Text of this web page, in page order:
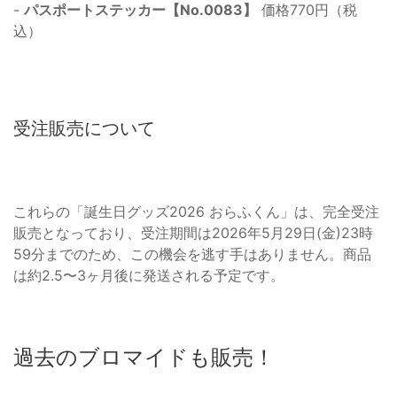
- パスポートステッカー【No.0083】
価格770円（税
込）
受注販売について
これらの「誕生日グッズ2026 おらふくん」は、完全受注
販売となっており、受注期間は2026年5月29日(金)23時
59分までのため、この機会を逃す手はありません。商品
は約2.5〜3ヶ月後に発送される予定です。
過去のブロマイドも販売！